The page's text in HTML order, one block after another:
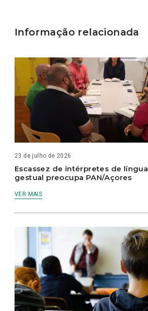
Informação relacionada
23 de julho de 2026
Escassez de intérpretes de língua
gestual preocupa PAN/Açores
VER MAIS